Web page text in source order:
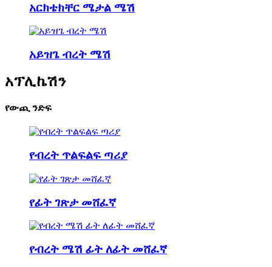
አርክቴክቸር ሜታል ሜሽ
አይዝጌ ብረት ሜሽ
አፕሊኬሽን
የውጪ ንድፍ
የብረት ጥልፍልፍ ጣሪያ
የፊት ገጽታ መሸፈኛ
የብረት ሜሽ ፊት ለፊት መሸፈኛ